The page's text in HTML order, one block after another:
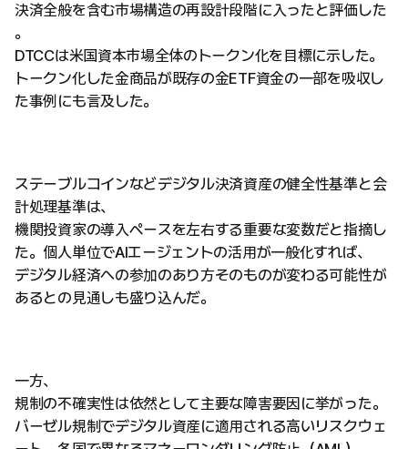
決済全般を含む市場構造の再設計段階に入ったと評価した
。
DTCCは米国資本市場全体のトークン化を目標に示した。
トークン化した金商品が既存の金ETF資金の一部を吸収し
た事例にも言及した。
ステーブルコインなどデジタル決済資産の健全性基準と会
計処理基準は、
機関投資家の導入ペースを左右する重要な変数だと指摘し
た。個人単位でAIエージェントの活用が一般化すれば、
デジタル経済への参加のあり方そのものが変わる可能性が
あるとの見通しも盛り込んだ。
一方、
規制の不確実性は依然として主要な障害要因に挙がった。
バーゼル規制でデジタル資産に適用される高いリスクウェ